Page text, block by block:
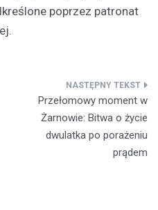
poprzez patronat
Przełomowy moment w
Żarnowie: Bitwa o życie
dwulatka po porażeniu
prądem